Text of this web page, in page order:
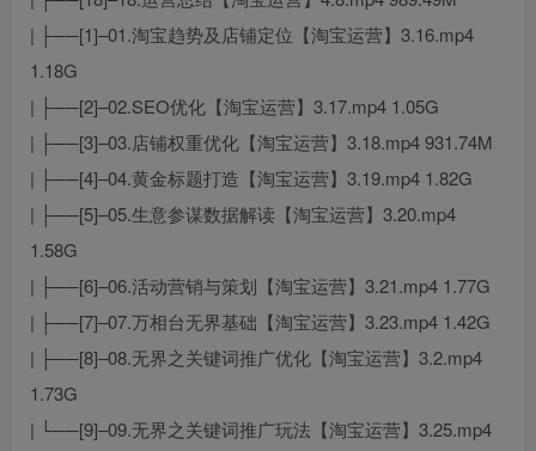
| ├──[1]–01.淘宝趋势及店铺定位【淘宝运营】3.16.mp4
1.18G
| ├──[2]–02.SEO优化【淘宝运营】3.17.mp4 1.05G
| ├──[3]–03.店铺权重优化【淘宝运营】3.18.mp4 931.74M
| ├──[4]–04.黄金标题打造【淘宝运营】3.19.mp4 1.82G
| ├──[5]–05.生意参谋数据解读【淘宝运营】3.20.mp4
1.58G
| ├──[6]–06.活动营销与策划【淘宝运营】3.21.mp4 1.77G
| ├──[7]–07.万相台无界基础【淘宝运营】3.23.mp4 1.42G
| ├──[8]–08.无界之关键词推广优化【淘宝运营】3.2.mp4
1.73G
| └──[9]–09.无界之关键词推广玩法【淘宝运营】3.25.mp4